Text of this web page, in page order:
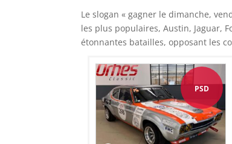
Le slogan « gagner le dimanche,
les plus populaires, Austin, Jaguar,
étonnantes batailles, opposant les
PSD